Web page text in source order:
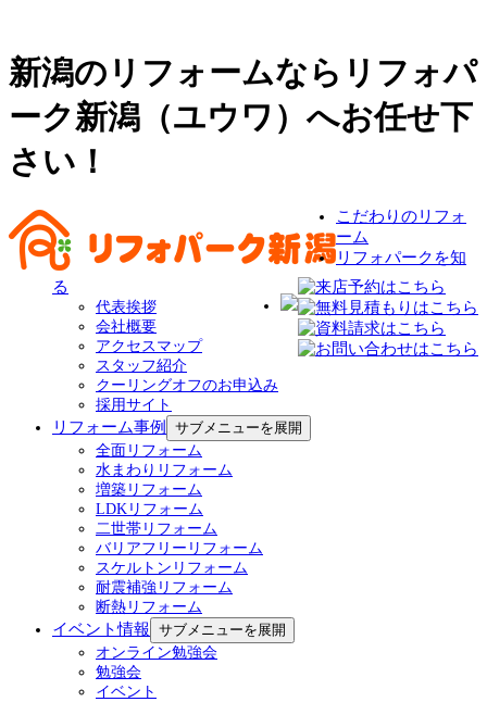
新潟のリフォームならリフォパ
ーク新潟（ユウワ）へお任せ下
さい！
こだわりのリフォ
ーム
リフォパークを知
る
代表挨拶
会社概要
アクセスマップ
スタッフ紹介
クーリングオフのお申込み
採用サイト
リフォーム事例
サブメニューを展開
全面リフォーム
水まわりリフォーム
増築リフォーム
LDKリフォーム
二世帯リフォーム
バリアフリーリフォーム
スケルトンリフォーム
耐震補強リフォーム
断熱リフォーム
イベント情報 サブメニューを展開
オンライン勉強会
勉強会
イベント